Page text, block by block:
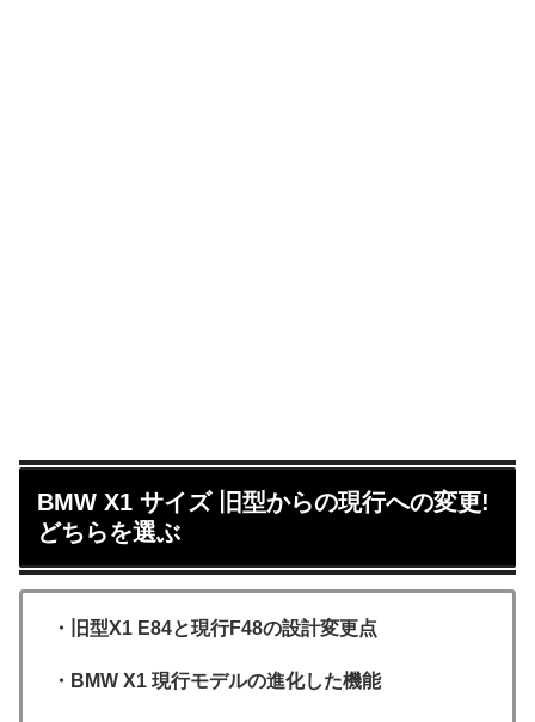
BMW X1 サイズ 旧型からの現行への変更!
どちらを選ぶ
・旧型X1 E84と現行F48の設計変更点
・BMW X1 現行モデルの進化した機能